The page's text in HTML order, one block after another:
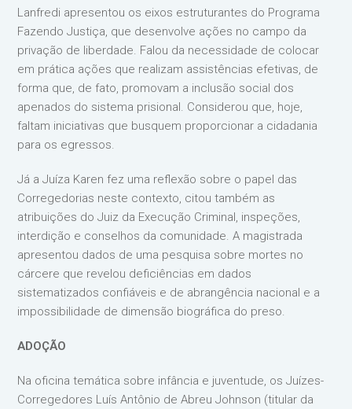
Lanfredi apresentou os eixos estruturantes do Programa
Fazendo Justiça, que desenvolve ações no campo da
privação de liberdade. Falou da necessidade de colocar
em prática ações que realizam assistências efetivas, de
forma que, de fato, promovam a inclusão social dos
apenados do sistema prisional. Considerou que, hoje,
faltam iniciativas que busquem proporcionar a cidadania
para os egressos.
Já a Juíza Karen fez uma reflexão sobre o papel das
Corregedorias neste contexto, citou também as
atribuições do Juiz da Execução Criminal, inspeções,
interdição e conselhos da comunidade. A magistrada
apresentou dados de uma pesquisa sobre mortes no
cárcere que revelou deficiências em dados
sistematizados confiáveis e de abrangência nacional e a
impossibilidade de dimensão biográfica do preso.
ADOÇÃO
Na oficina temática sobre infância e juventude, os Juízes-
Corregedores Luís Antônio de Abreu Johnson (titular da